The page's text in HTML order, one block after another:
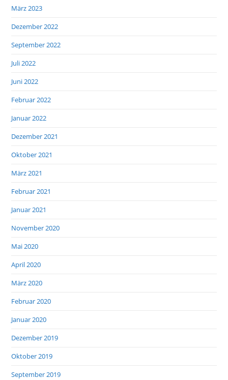
März 2023
Dezember 2022
September 2022
Juli 2022
Juni 2022
Februar 2022
Januar 2022
Dezember 2021
Oktober 2021
März 2021
Februar 2021
Januar 2021
November 2020
Mai 2020
April 2020
März 2020
Februar 2020
Januar 2020
Dezember 2019
Oktober 2019
September 2019